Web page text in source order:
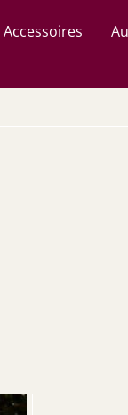
Accessoires